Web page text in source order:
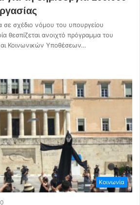
σε σχέδιο νόμου του υπουργείου
θεσπίζεται ανοιχτό πρόγραμμα του
Κοινωνικών Υποθέσεων…
Κοινωνία